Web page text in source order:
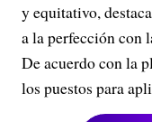
y equitativo,
a la perfección con
De acuerdo con la
los puestos para